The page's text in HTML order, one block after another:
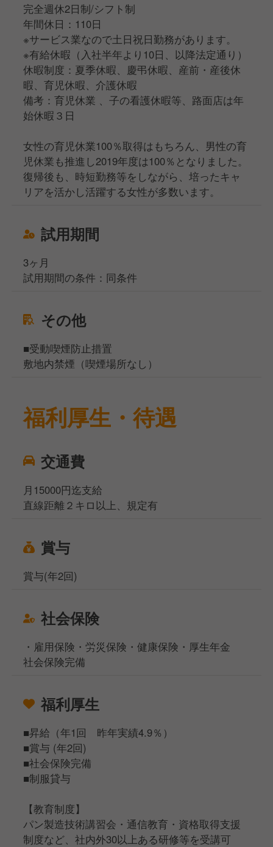
完全週休2日制/シフト制
年間休日：110日
※サービス業なので土日祝日勤務があります。
※有給休暇（入社半年より10日、以降法定通り）
休暇制度：夏季休暇、慶弔休暇、産前・産後休
暇、育児休暇、介護休暇
備考：育児休業 、子の看護休暇等、路面店は年
始休暇３日
女性の育児休業100％取得はもちろん、男性の育
児休業も推進し2019年度は100％となりました。
復帰後も、時短勤務等をしながら、培ったキャ
リアを活かし活躍する女性が多数います。
試用期間
3ヶ月
試用期間の条件：同条件
その他
■受動喫煙防止措置
敷地内禁煙（喫煙場所なし）
福利厚生・待遇
交通費
月15000円迄支給
直線距離２キロ以上、規定有
賞与
賞与(年2回)
社会保険
・雇用保険・労災保険・健康保険・厚生年金
社会保険完備
福利厚生
■昇給（年1回 昨年実績4.9％）
■賞与 (年2回)
■社会保険完備
■制服貸与
【教育制度】
パン製造技術講習会・通信教育・資格取得支援
制度など、社内外30以上ある研修等を受講可